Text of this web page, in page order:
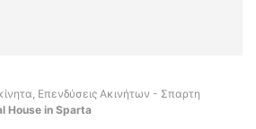
Επενδύσεις Ακινήτων - Σπαρτη
House in Sparta